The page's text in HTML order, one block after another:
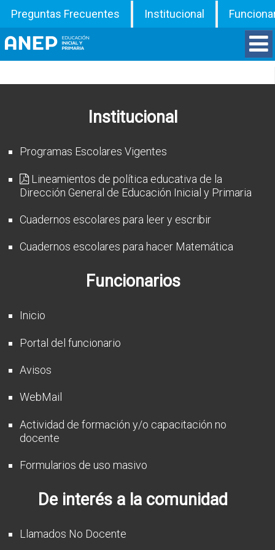
Preguntas Frecuentes Institucional
Inspecciones
Programas
Documentos
Noticias
Institucional
Programas Escolares Vigentes
Lineamientos de política educativa de la
Dirección General de Educación Inicial y Primaria
Cuadernos escolares para leer y escribir
Cuadernos escolares para hacer Matemática
Funcionarios
Inicio
Portal del funcionario
Avisos
WebMail
Actividad de formación y/o capacitación no
docente
Formularios de uso masivo
De interés a la comunidad
Llamados No Docente